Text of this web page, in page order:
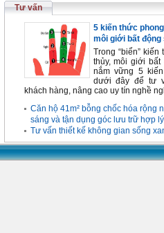
Tư vấn
5 kiến thức
môi giới bất động
Trong “biển” kiến
thủy, môi giới bất
nắm vững 5
dưới đây để tư
khách hàng, nâng cao uy tín nghề
Căn hộ 41m² bỗng chốc hóa rộng
sáng và tận dụng góc lưu trữ hợp lý
Tư vấn thiết kế không gian sống